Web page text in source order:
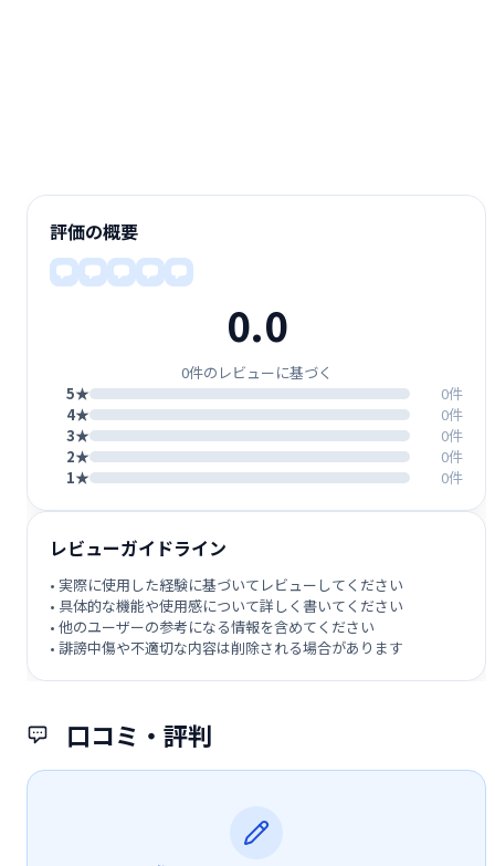
口コミ・評判
評価の概要
0.0
0件のレビューに基づく
5★
0件
4★
0件
3★
0件
2★
0件
1★
0件
レビューガイドライン
• 実際に使用した経験に基づいてレビューしてください
• 具体的な機能や使用感について詳しく書いてください
• 他のユーザーの参考になる情報を含めてください
• 誹謗中傷や不適切な内容は削除される場合があります